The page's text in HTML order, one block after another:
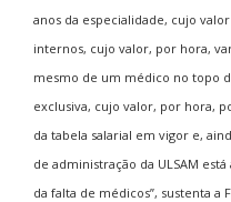
anos da especialidade, cujo
internos, cujo valor, por hora,
mesmo de um médico no topo
exclusiva, cujo valor, por hora,
da tabela salarial em vigor e,
de administração da ULSAM
da falta de médicos”, sustenta a